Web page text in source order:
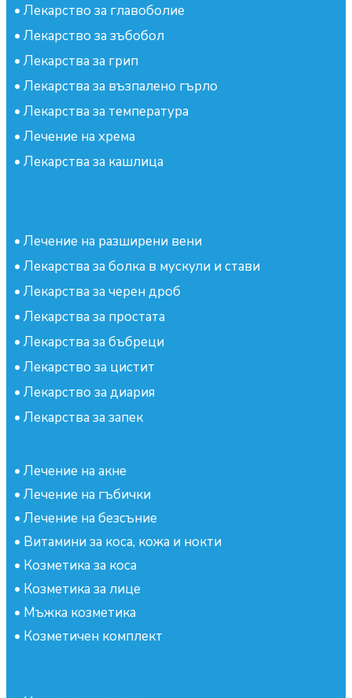
• Лекарство за главоболие
• Лекарство за зъбобол
• Лекарства за грип
• Лекарства за възпалено гърло
• Лекарства за температура
• Лечение на хрема
• Лекарства за кашлица
• Лечение на разширени вени
• Лекарства за болка в мускули и стави
• Лекарства за черен дроб
• Лекарства за простата
• Лекарства за бъбреци
• Лекарство за цистит
• Лекарство за диария
• Лекарства за запек
• Лечение на акне
• Лечение на гъбички
• Лечение на безсъние
• Витамини за коса, кожа и нокти
• Козметика за коса
• Козметика за лице
• Мъжка козметика
• Козметичен комплект